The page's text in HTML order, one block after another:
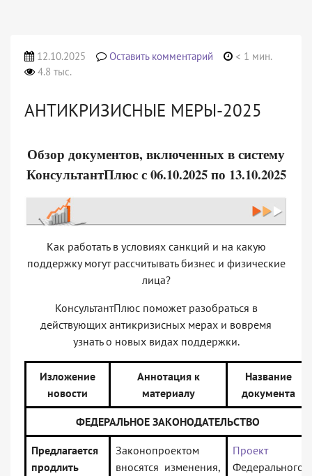
12.10.2025 Оставить комментарий
< 1 мин.
4.8 тыс.
АНТИКРИЗИСНЫЕ МЕРЫ-2025
Обзор документов, включенных в систему
КонсультантПлюс с 06.10.2025 по 13.10.2025
Как работать в условиях санкций и на какую
поддержку могут рассчитывать бизнес и физические
лица?
КонсультантПлюс поможет разобраться в
действующих антикризисных мерах и вовремя
узнать о новых видах поддержки.
Изложение
новости
Аннотация к
материалу
Название
документа
ФЕДЕРАЛЬНОЕ ЗАКОНОДАТЕЛЬСТВО
Предлагается
продлить
Законопроектом
вносятся изменения,
Проект
Федерального